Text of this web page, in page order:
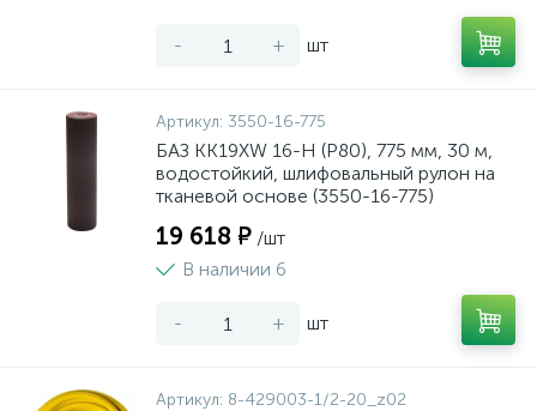
- + шт
Артикул: 3550-16-775
БАЗ KK19XW 16-H (Р80), 775 мм, 30 м,
водостойкий, шлифовальный рулон на
тканевой основе (3550-16-775)
19 618 ₽ /шт
В наличии 6
- + шт
Артикул: 8-429003-1/2-20_z02